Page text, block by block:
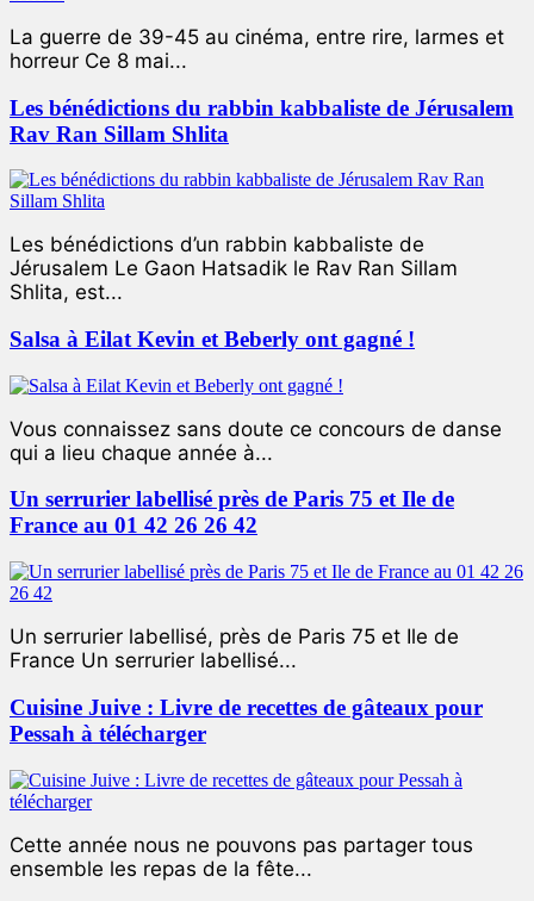
La guerre de 39-45 au cinéma, entre rire, larmes et
horreur Ce 8 mai...
Les bénédictions du rabbin kabbaliste de Jérusalem
Rav Ran Sillam Shlita
Les bénédictions d’un rabbin kabbaliste de
Jérusalem Le Gaon Hatsadik le Rav Ran Sillam
Shlita, est...
Salsa à Eilat Kevin et Beberly ont gagné !
Vous connaissez sans doute ce concours de danse
qui a lieu chaque année à...
Un serrurier labellisé près de Paris 75 et Ile de
France au 01 42 26 26 42
Un serrurier labellisé, près de Paris 75 et Ile de
France Un serrurier labellisé...
Cuisine Juive : Livre de recettes de gâteaux pour
Pessah à télécharger
Cette année nous ne pouvons pas partager tous
ensemble les repas de la fête...